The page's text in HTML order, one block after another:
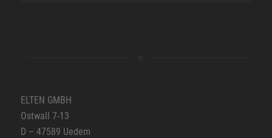
ELTEN GMBH
Ostwall 7-13
D – 47589 Uedem